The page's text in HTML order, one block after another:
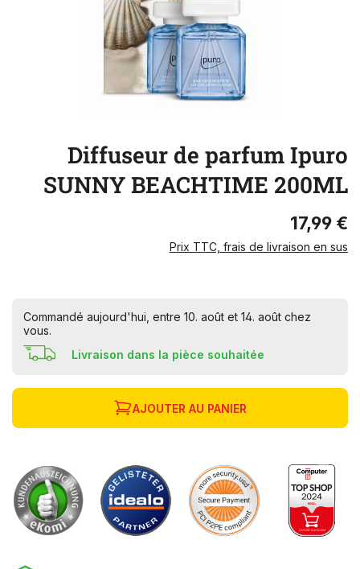
Diffuseur de parfum Ipuro
SUNNY BEACHTIME 200ML
17,99 €
Prix TTC, frais de livraison en sus
Commandé aujourd'hui, entre 10. août et 14. août chez
vous.
Livraison dans la pièce souhaitée
AJOUTER AU PANIER